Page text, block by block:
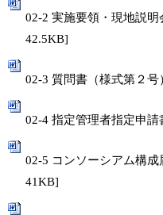
02-2 実施要領・現地説明
42.5KB]
02-3 質問書（様式第２
02-4 指定管理者指定申
02-5 コンソーシアム構成
41KB]